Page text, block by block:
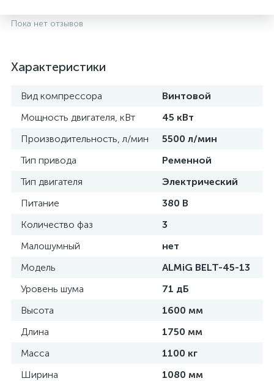
Пока нет отзывов
Характеристики
Вид компрессора
Винтовой
Мощность двигателя, кВт
45 кВт
Производительность, л/мин
5500 л/мин
Тип привода
Ременной
Тип двигателя
Электрический
Питание
380 В
Количество фаз
3
Малошумный
нет
Модель
ALMiG BELT-45-13
Уровень шума
71 дБ
Высота
1600 мм
Длина
1750 мм
Масса
1100 кг
Ширина
1080 мм